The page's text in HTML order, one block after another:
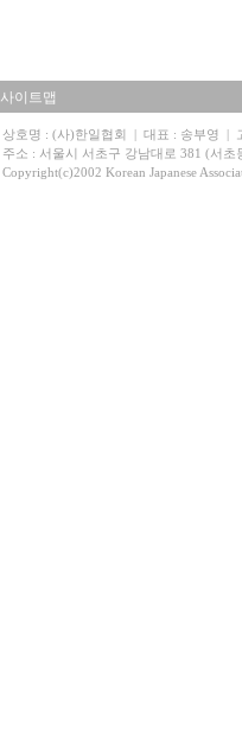
사이트맵
상호명 : (사)한일협회 | 대표 : 송부영 |
주소 : 서울시 서초구 강남대로 381 (서
Copyright(c)2002 Korean Japanese